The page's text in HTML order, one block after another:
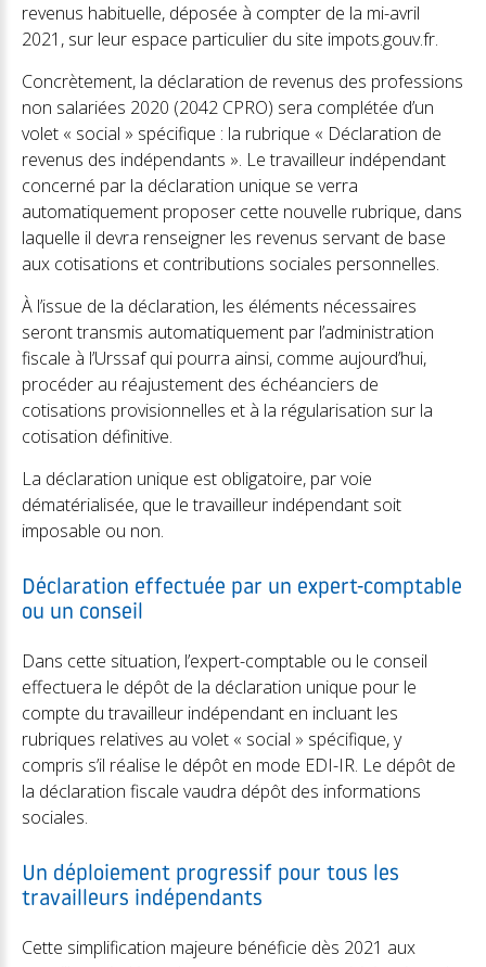
revenus habituelle, déposée à compter de la mi-avril
2021, sur leur espace particulier du site impots.gouv.fr.
Concrètement, la déclaration de revenus des professions
non salariées 2020 (2042 CPRO) sera complétée d’un
volet « social » spécifique : la rubrique « Déclaration de
revenus des indépendants ». Le travailleur indépendant
concerné par la déclaration unique se verra
automatiquement proposer cette nouvelle rubrique, dans
laquelle il devra renseigner les revenus servant de base
aux cotisations et contributions sociales personnelles.
À l’issue de la déclaration, les éléments nécessaires
seront transmis automatiquement par l’administration
fiscale à l’Urssaf qui pourra ainsi, comme aujourd’hui,
procéder au réajustement des échéanciers de
cotisations provisionnelles et à la régularisation sur la
cotisation définitive.
La déclaration unique est obligatoire, par voie
dématérialisée, que le travailleur indépendant soit
imposable ou non.
Déclaration effectuée par un expert-comptable
ou un conseil
Dans cette situation, l’expert-comptable ou le conseil
effectuera le dépôt de la déclaration unique pour le
compte du travailleur indépendant en incluant les
rubriques relatives au volet « social » spécifique, y
compris s’il réalise le dépôt en mode EDI-IR. Le dépôt de
la déclaration fiscale vaudra dépôt des informations
sociales.
Un déploiement progressif pour tous les
travailleurs indépendants
Cette simplification majeure bénéficie dès 2021 aux